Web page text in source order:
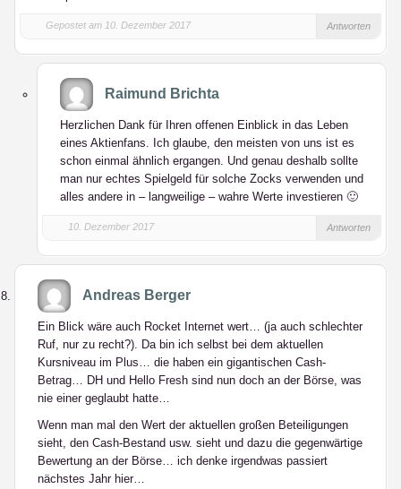
Gepostet am 10. Dezember 2017 Antworten
Raimund Brichta
Herzlichen Dank für Ihren offenen Einblick in das Leben
eines Aktienfans. Ich glaube, den meisten von uns ist es
schon einmal ähnlich ergangen. Und genau deshalb sollte
man nur echtes Spielgeld für solche Zocks verwenden und
alles andere in – langweilige – wahre Werte investieren 🙂
10. Dezember 2017 Antworten
Andreas Berger
Ein Blick wäre auch Rocket Internet wert… (ja auch schlechter
Ruf, nur zu recht?). Da bin ich selbst bei dem aktuellen
Kursniveau im Plus… die haben ein gigantischen Cash-
Betrag… DH und Hello Fresh sind nun doch an der Börse, was
nie einer geglaubt hatte…
Wenn man mal den Wert der aktuellen großen Beteiligungen
sieht, den Cash-Bestand usw. sieht und dazu die gegenwärtige
Bewertung an der Börse… ich denke irgendwas passiert
nächstes Jahr hier…